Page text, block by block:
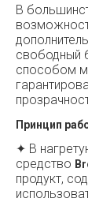
В
свободный
способом
Принцип
✦ В
средство
продукт,